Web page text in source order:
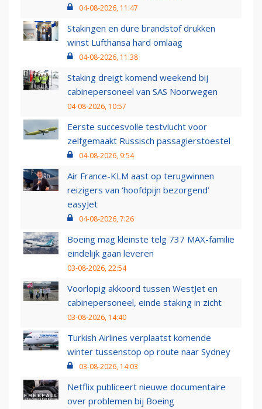
04-08-2026, 11:47
Stakingen en dure brandstof drukken
winst Lufthansa hard omlaag
04-08-2026, 11:38
Staking dreigt komend weekend bij
cabinepersoneel van SAS Noorwegen
04-08-2026, 10:57
Eerste succesvolle testvlucht voor
zelfgemaakt Russisch passagierstoestel
04-08-2026, 9:54
Air France-KLM aast op terugwinnen
reizigers van ‘hoofdpijn bezorgend’
easyJet
04-08-2026, 7:26
Boeing mag kleinste telg 737 MAX-familie
eindelijk gaan leveren
03-08-2026, 22:54
Voorlopig akkoord tussen WestJet en
cabinepersoneel, einde staking in zicht
03-08-2026, 14:40
Turkish Airlines verplaatst komende
winter tussenstop op route naar Sydney
03-08-2026, 14:03
Netflix publiceert nieuwe documentaire
over problemen bij Boeing